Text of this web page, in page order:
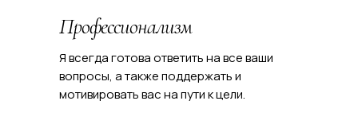
Я всегда готова ответить на все ваши
вопросы, а также поддержать и
мотивировать вас на пути к цели.
Профессионализм